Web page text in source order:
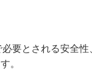
要とされる安全
。